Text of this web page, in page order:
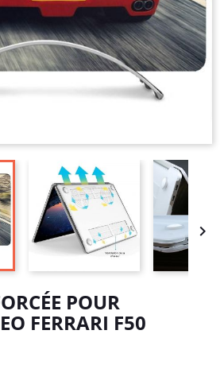

POUR
FERRARI F50